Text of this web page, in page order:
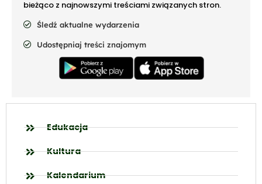
bieżąco z najnowszymi treściami związanych stron.
Śledź aktualne wydarzenia
Udostępniaj treści znajomym
Edukacja
Kultura
Kalendarium